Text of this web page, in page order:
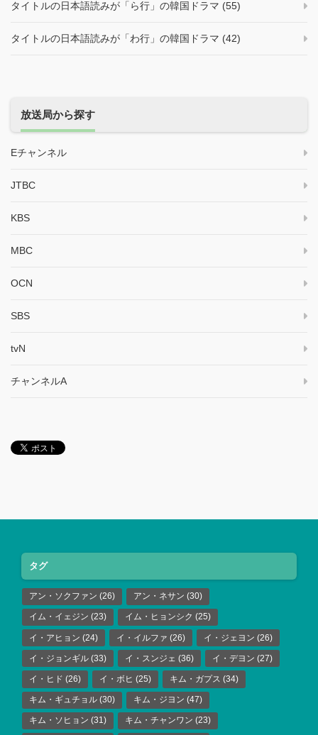
タイトルの日本語読みが「ら行」の韓国ドラマ (55)
タイトルの日本語読みが「わ行」の韓国ドラマ (42)
放送局から探す
Eチャンネル
JTBC
KBS
MBC
OCN
SBS
tvN
チャンネルA
タグ
アン・ソクファン (26) アン・ネサン (30)
イム・イェジン (23) イム・ヒョンシク (25)
イ・アヒョン (24) イ・イルファ (26) イ・ジェヨン (26)
イ・ジョンギル (33) イ・スンジェ (36) イ・デヨン (27)
イ・ヒド (26) イ・ボヒ (25) キム・ガプス (34)
キム・ギュチョル (30) キム・ジヨン (47)
キム・ソヒョン (31) キム・チャンワン (23)